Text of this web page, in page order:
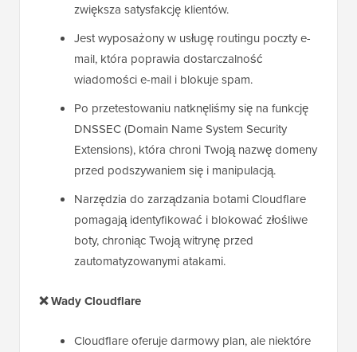
zwiększa satysfakcję klientów.
Jest wyposażony w usługę routingu poczty e-
mail, która poprawia dostarczalność
wiadomości e-mail i blokuje spam.
Po przetestowaniu natknęliśmy się na funkcję
DNSSEC (Domain Name System Security
Extensions), która chroni Twoją nazwę domeny
przed podszywaniem się i manipulacją.
Narzędzia do zarządzania botami Cloudflare
pomagają identyfikować i blokować złośliwe
boty, chroniąc Twoją witrynę przed
zautomatyzowanymi atakami.
❌Wady Cloudflare
Cloudflare oferuje darmowy plan, ale niektóre